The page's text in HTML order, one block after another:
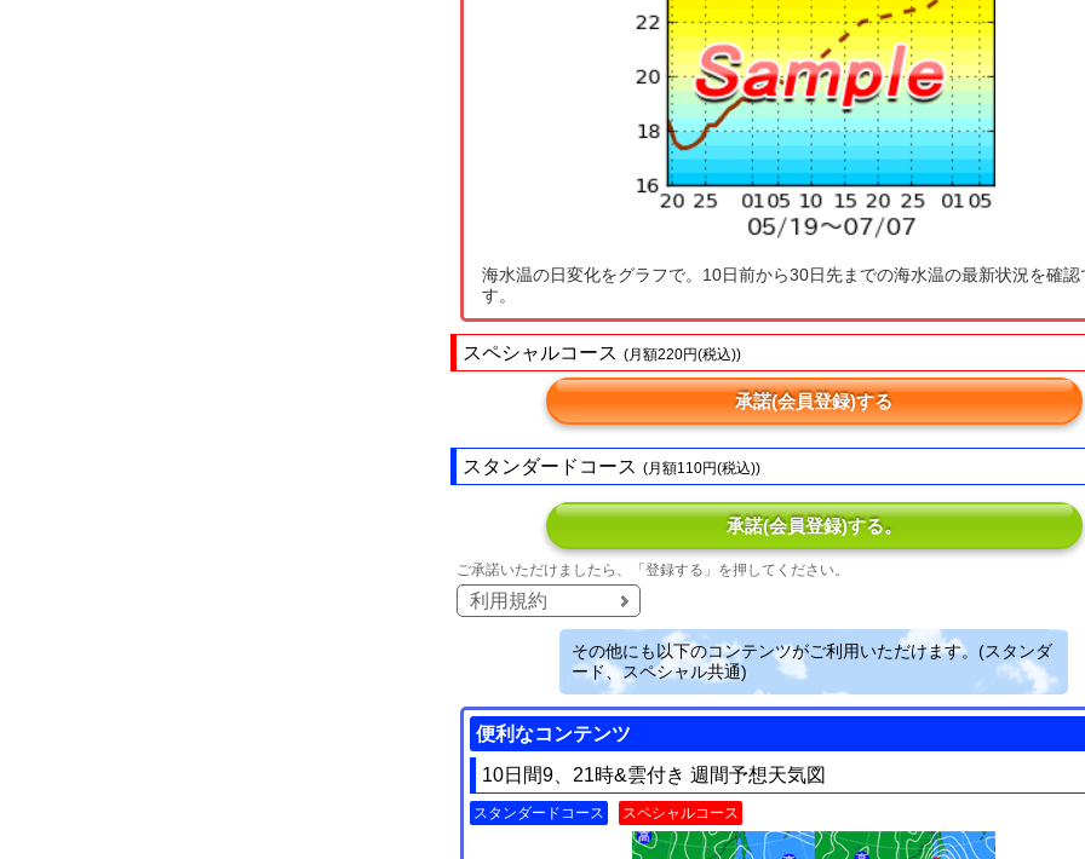
海水温の日変化をグラフで。10日前から30日先までの海水温の最新状況を確認
す。
スペシャルコース (月額220円(税込))
承諾(会員登録)する
スタンダードコース (月額110円(税込))
承諾(会員登録)する。
ご承諾いただけましたら、「登録する」を押してください。
利用規約
その他にも以下のコンテンツがご利用いただけます。(スタンダ
ード、スペシャル共通)
便利なコンテンツ
10日間9、21時&雲付き 週間予想天気図
スタンダードコース スペシャルコース